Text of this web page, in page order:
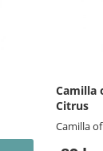
Camilla
Citrus
Camilla